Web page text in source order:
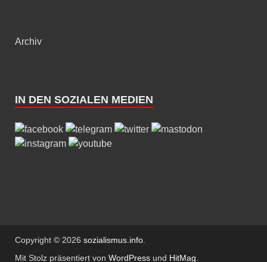
Archiv
IN DEN SOZIALEN MEDIEN
Copyright © 2026 sozialismus.info.
Mit Stolz präsentiert von WordPress und HitMag.